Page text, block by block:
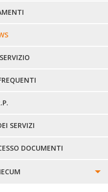
IN BIELLA
VERCELLI
SERVIZI
DOCUMENTI